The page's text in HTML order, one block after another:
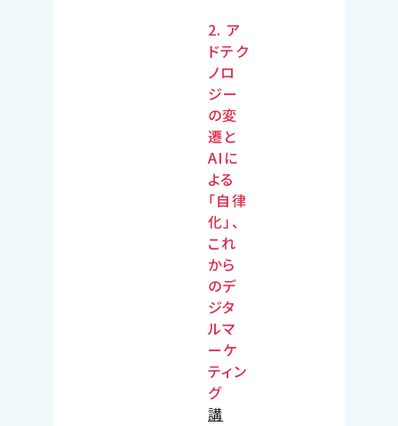
2. ア
ドテク
ノロ
ジー
の変
遷と
AIに
よる
「自律
化」、
これ
から
のデ
ジタ
ルマ
ーケ
ティン
グ
講